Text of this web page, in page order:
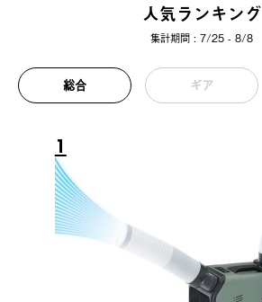
人気ランキング
集計期間 : 7/25 - 8/8
総合 ギア
1